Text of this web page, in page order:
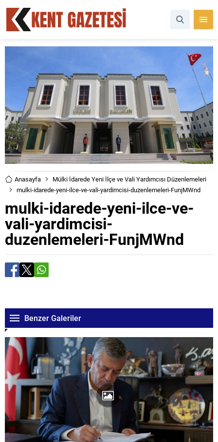
Anasayfa
Mülki İdarede Yeni İlçe ve Vali Yardımcısı Düzenlemeleri
mulki-idarede-yeni-ilce-ve-vali-yardimcisi-duzenlemeleri-FunjMWnd
mulki-idarede-yeni-ilce-ve-
vali-yardimcisi-
duzenlemeleri-FunjMWnd
Benzer Galeriler